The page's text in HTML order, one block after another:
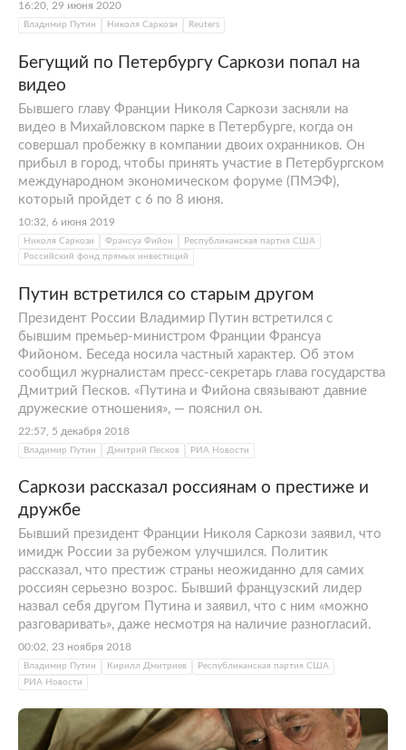
16:20, 29 июня 2020
Владимир Путин Николя Саркози Reuters
Бегущий по Петербургу Саркози попал на
видео
Бывшего главу Франции Николя Саркози засняли на
видео в Михайловском парке в Петербурге, когда он
совершал пробежку в компании двоих охранников. Он
прибыл в город, чтобы принять участие в Петербургском
международном экономическом форуме (ПМЭФ),
который пройдет с 6 по 8 июня.
10:32, 6 июня 2019
Николя Саркози Франсуа Фийон
Республиканская партия США
Российский фонд прямых инвестиций
Путин встретился со старым другом
Президент России Владимир Путин встретился с
бывшим премьер-министром Франции Франсуа
Фийоном. Беседа носила частный характер. Об этом
сообщил журналистам пресс-секретарь глава государства
Дмитрий Песков. «Путина и Фийона связывают давние
дружеские отношения», — пояснил он.
22:57, 5 декабря 2018
Владимир Путин Дмитрий Песков РИА Новости
Саркози рассказал россиянам о престиже и
дружбе
Бывший президент Франции Николя Саркози заявил, что
имидж России за рубежом улучшился. Политик
рассказал, что престиж страны неожиданно для самих
россиян серьезно возрос. Бывший французский лидер
назвал себя другом Путина и заявил, что с ним «можно
разговаривать», даже несмотря на наличие разногласий.
00:02, 23 ноября 2018
Владимир Путин Кирилл Дмитриев
Республиканская партия США
РИА Новости